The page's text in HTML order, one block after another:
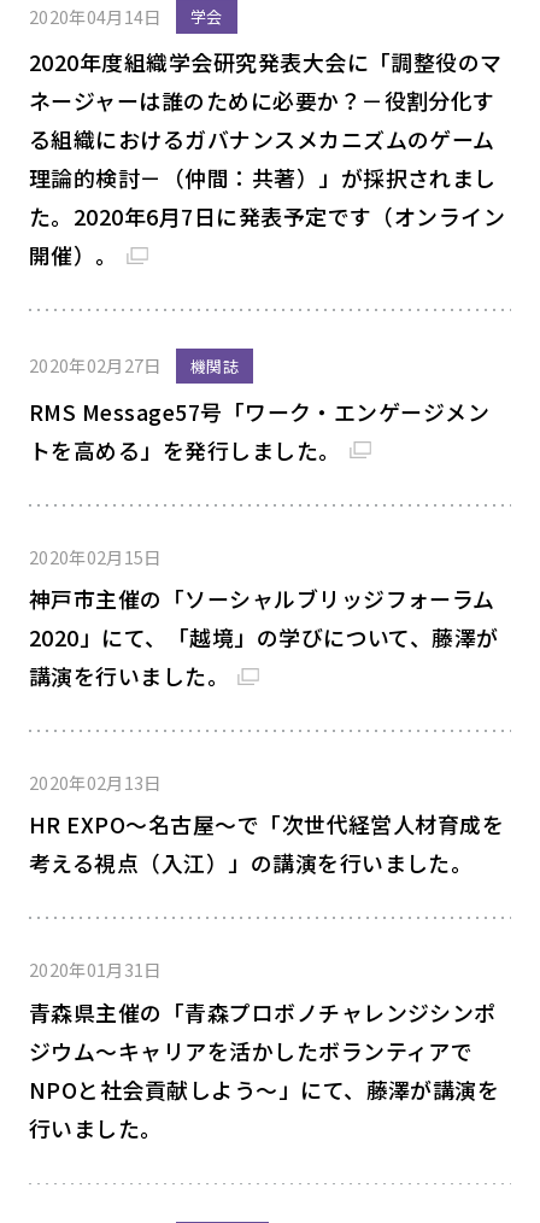
2020年04月14日 学会
2020年度組織学会研究発表大会に「調整役のマ
ネージャーは誰のために必要か？－役割分化す
る組織におけるガバナンスメカニズムのゲーム
理論的検討－（仲間：共著）」が採択されまし
た。2020年6月7日に発表予定です（オンライン
開催）。
2020年02月27日 機関誌
RMS Message57号「ワーク・エンゲージメン
トを高める」を発行しました。
2020年02月15日
神戸市主催の「ソーシャルブリッジフォーラム
2020」にて、「越境」の学びについて、藤澤が
講演を行いました。
2020年02月13日
HR EXPO～名古屋～で「次世代経営人材育成を
考える視点（入江）」の講演を行いました。
2020年01月31日
青森県主催の「青森プロボノチャレンジシンポ
ジウム～キャリアを活かしたボランティアで
NPOと社会貢献しよう～」にて、藤澤が講演を
行いました。